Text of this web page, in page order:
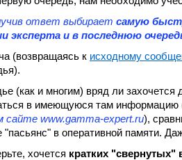
ответ выбирает самую
эксперта и в последнюю
(возвращаясь к исходному
(как и многим) вряд ли захочется
в имеющуюся там информацию
сайте www.gamma-expert.ru),
в оперативной памяти.
хочется кратких